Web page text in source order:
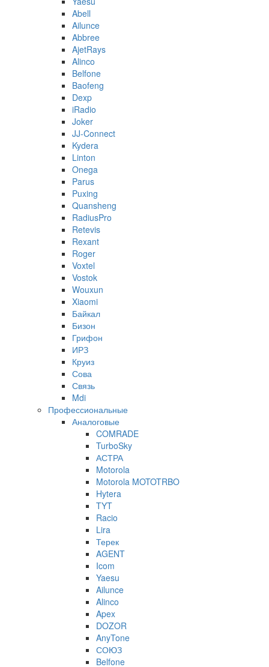
Abell
Ailunce
Abbree
AjetRays
Alinco
Belfone
Baofeng
Dexp
iRadio
Joker
JJ-Connect
Kydera
Linton
Onega
Parus
Puxing
Quansheng
RadiusPro
Retevis
Rexant
Roger
Voxtel
Vostok
Wouxun
Xiaomi
Байкал
Бизон
Грифон
ИРЗ
Круиз
Сова
Связь
Mdi
Профессиональные
Аналоговые
COMRADE
TurboSky
АСТРА
Motorola
Motorola MOTOTRBO
Hytera
TYT
Racio
Lira
Терек
AGENT
Icom
Yaesu
Ailunce
Alinco
Apex
DOZOR
AnyTone
СОЮЗ
Belfone